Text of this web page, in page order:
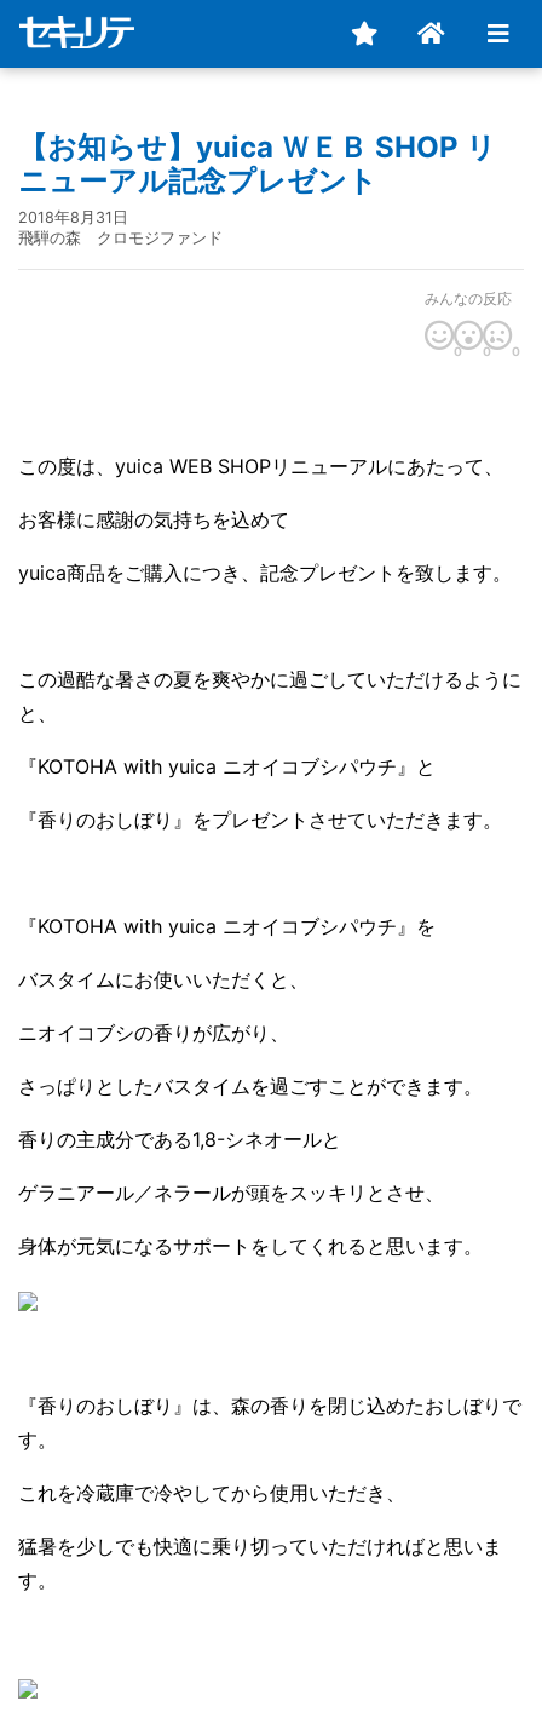
【お知らせ】yuica ＷＥＢ SHOP リ
ニューアル記念プレゼント
2018年8月31日
飛騨の森 クロモジファンド
みんなの反応
0 0 0
この度は、yuica WEB SHOPリニューアルにあたって、
お客様に感謝の気持ちを込めて
yuica商品をご購入につき、記念プレゼントを致します。
この過酷な暑さの夏を爽やかに過ごしていただけるように
と、
『KOTOHA with yuica ニオイコブシパウチ』と
『香りのおしぼり』をプレゼントさせていただきます。
『KOTOHA with yuica ニオイコブシパウチ』を
バスタイムにお使いいただくと、
ニオイコブシの香りが広がり、
さっぱりとしたバスタイムを過ごすことができます。
香りの主成分である1,8-シネオールと
ゲラニアール／ネラールが頭をスッキリとさせ、
身体が元気になるサポートをしてくれると思います。
『香りのおしぼり』は、森の香りを閉じ込めたおしぼりで
す。
これを冷蔵庫で冷やしてから使用いただき、
猛暑を少しでも快適に乗り切っていただければと思いま
す。